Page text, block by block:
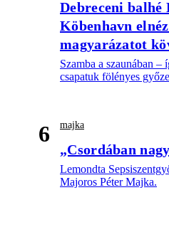
Debreceni balhé
Köbenhavn
magyarázatot
Szamba a szaunában –
csapatuk fölényes
6 majka
„Csordában
Lemondta
Majoros Péter Majka.